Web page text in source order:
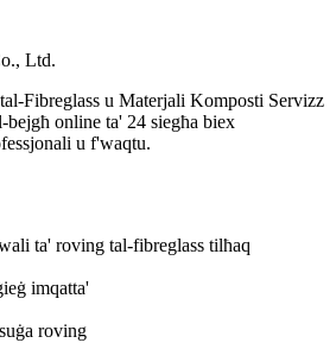
Ltd.
Fibreglass u Materjali Komposti Servizz
online ta' 24 siegħa biex
u f'waqtu.
ta' roving tal-fibreglass tilħaq
imqatta'
roving